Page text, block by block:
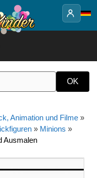
Animation und Filme »
» Minions »
Ausmalen